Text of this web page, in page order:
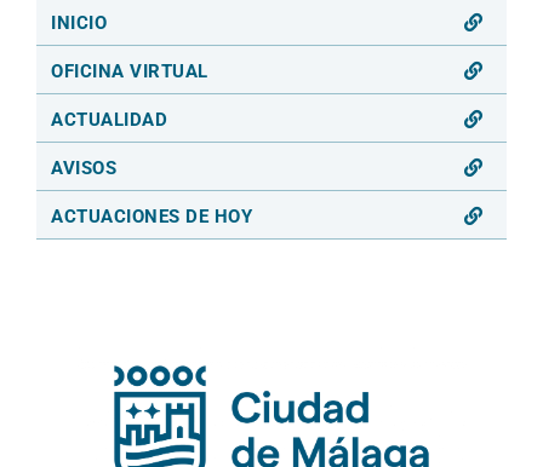
INICIO
OFICINA VIRTUAL
ACTUALIDAD
AVISOS
ACTUACIONES DE HOY